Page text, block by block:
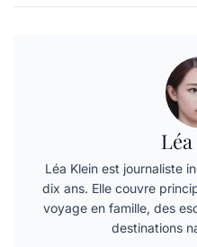
Léa Klein est journaliste
dix ans. Elle couvre
voyage en famille, des
destinations